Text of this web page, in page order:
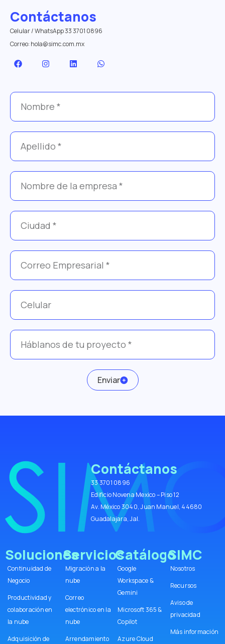
Contáctanos
Celular / WhatsApp33 3701 0896
Correo: hola@simc.com.mx
Enviar
Soluciones
Continuidad de
Negocio
Productividad y
colaboración en
la nube
Adquisición de
Servicios
Migración a la
nube
Correo
electrónico en la
nube
Arrendamiento
Catálogo
Google
Workspace &
Gemini
Microsoft 365 &
Copilot
Azure Cloud
SIMC
Nosotros
Recursos
Aviso de
privacidad
Más información
Contáctanos
33 3701 0896
Edificio Novena Mexico – Piso 12
Av. México 3040, Juan Manuel, 44680
Guadalajara, Jal.